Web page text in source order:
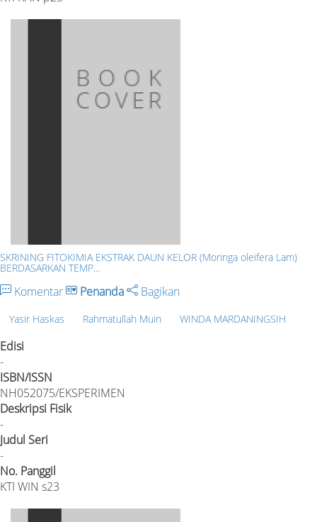
SKRINING FITOKIMIA EKSTRAK DAUN KELOR (Moringa oleifera Lam)
BERDASARKAN TEMP…
Komentar Penanda Bagikan
Yasir Haskas Rahmatullah Muin WINDA MARDANINGSIH
Edisi
-
ISBN/ISSN
NH052075/EKSPERIMEN
Deskripsi Fisik
-
Judul Seri
-
No. Panggil
KTI WIN s23